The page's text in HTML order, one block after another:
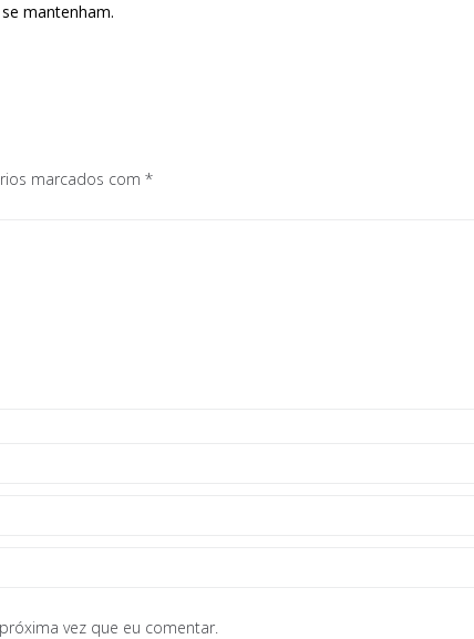
mantenham.
marcados com *
vez que eu comentar.